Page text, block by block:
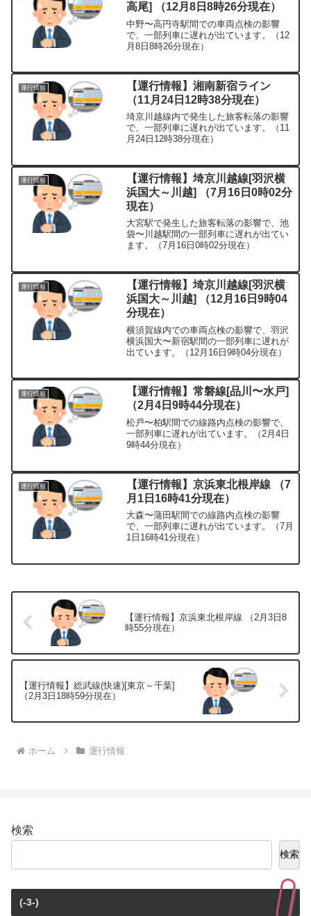
高尾] （12月8日8時26分現在）
中野〜高円寺駅間での車両点検の影響
で、一部列車に遅れが出ています。（12
月8日8時26分現在）
運行情報
【運行情報】湘南新宿ライン
（11月24日12時38分現在）
埼京川越線内で発生した旅客転落の影響
で、一部列車に遅れが出ています。（11
月24日12時38分現在）
運行情報
【運行情報】埼京川越線[羽沢横
浜国大～川越] （7月16日0時02分
現在）
大宮駅で発生した旅客転落の影響で、池
袋〜川越駅間の一部列車に遅れが出てい
ます。（7月16日0時02分現在）
運行情報
【運行情報】埼京川越線[羽沢横
浜国大～川越] （12月16日9時04
分現在）
横須賀線内での車両点検の影響で、羽沢
横浜国大〜新宿駅間の一部列車に遅れが
出ています。（12月16日9時04分現在）
運行情報
【運行情報】常磐線[品川〜水戸]
（2月4日9時44分現在）
松戸〜柏駅間での線路内点検の影響で、
一部列車に遅れが出ています。（2月4日
9時44分現在）
運行情報
【運行情報】京浜東北根岸線 （7
月1日16時41分現在）
大森〜蒲田駅間での線路内点検の影響
で、一部列車に遅れが出ています。（7月
1日16時41分現在）
【運行情報】京浜東北根岸線 （2月3日8
時55分現在）
【運行情報】総武線(快速)[東京～千葉]
（2月3日18時59分現在）
ホーム 運行情報
検索
検索
(-3-)